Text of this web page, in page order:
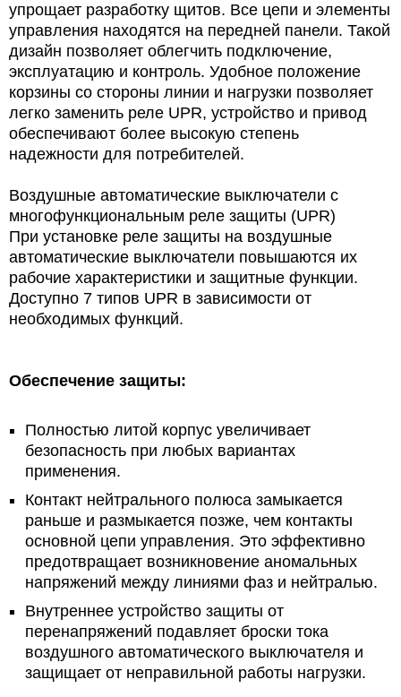
упрощает разработку щитов. Все цепи и элементы
управления находятся на передней панели. Такой
дизайн позволяет облегчить подключение,
эксплуатацию и контроль. Удобное положение
корзины со стороны линии и нагрузки позволяет
легко заменить реле UPR, устройство и привод
обеспечивают более высокую степень
надежности для потребителей.
Воздушные автоматические выключатели с
многофункциональным реле защиты (UPR)
При установке реле защиты на воздушные
автоматические выключатели повышаются их
рабочие характеристики и защитные функции.
Доступно 7 типов UPR в зависимости от
необходимых функций.
Обеспечение защиты:
Полностью литой корпус увеличивает
безопасность при любых вариантах
применения.
Контакт нейтрального полюса замыкается
раньше и размыкается позже, чем контакты
основной цепи управления. Это эффективно
предотвращает возникновение аномальных
напряжений между линиями фаз и нейтралью.
Внутреннее устройство защиты от
перенапряжений подавляет броски тока
воздушного автоматического выключателя и
защищает от неправильной работы нагрузки.